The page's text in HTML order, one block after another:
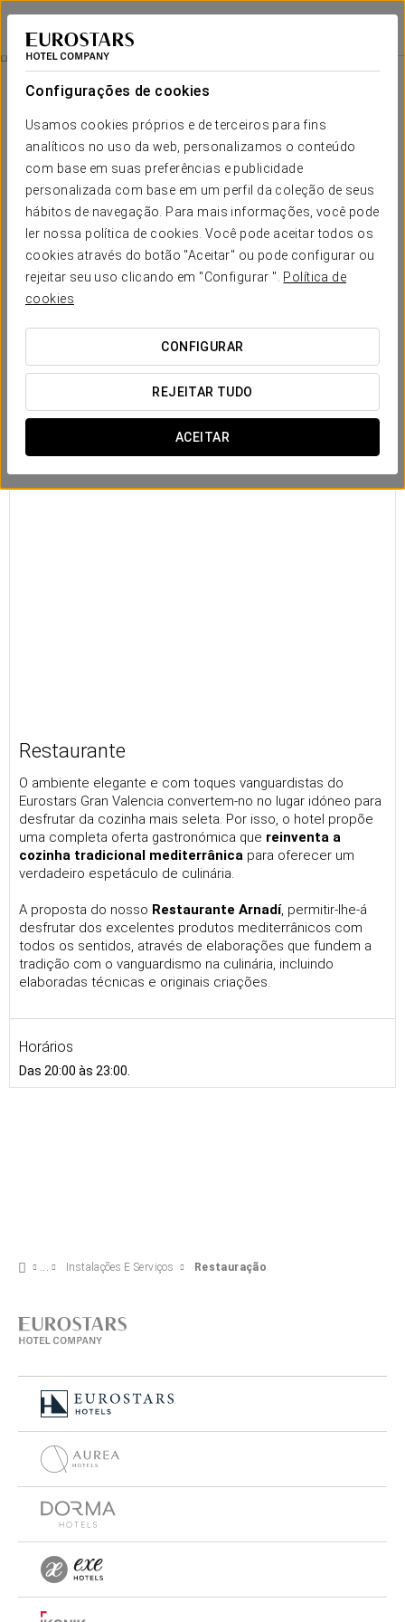
Configurações de cookies
Usamos cookies próprios e de terceiros para fins
analíticos no uso da web, personalizamos o conteúdo
com base em suas preferências e publicidade
personalizada com base em um perfil da coleção de seus
hábitos de navegação. Para mais informações, você pode
ler nossa política de cookies. Você pode aceitar todos os
cookies através do botão "Aceitar" ou pode configurar ou
rejeitar seu uso clicando em "Configurar ". Política de
cookies
CONFIGURAR
REJEITAR TUDO
ACEITAR
Eurostars Gran Valencia
VALÊNCIA
Restauração
O hotel dispõe de bar-cafetaria e restaurante.
Restaurante
O ambiente elegante e com toques vanguardistas do
Eurostars Gran Valencia convertem-no no lugar idóneo para
desfrutar da cozinha mais seleta. Por isso, o hotel propõe
uma completa oferta gastronómica que reinventa a
cozinha tradicional mediterrânica para oferecer um
verdadeiro espetáculo de culinária.
A proposta do nosso Restaurante Arnadí, permitir-lhe-á
desfrutar dos excelentes produtos mediterrânicos com
todos os sentidos, através de elaborações que fundem a
tradição com o vanguardismo na culinária, incluindo
elaboradas técnicas e originais criações.
Horários
Das 20:00 às 23:00.
Instalações E Serviços Restauração